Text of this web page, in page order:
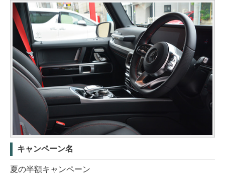
キャンペーン名
夏の半額キャンペーン